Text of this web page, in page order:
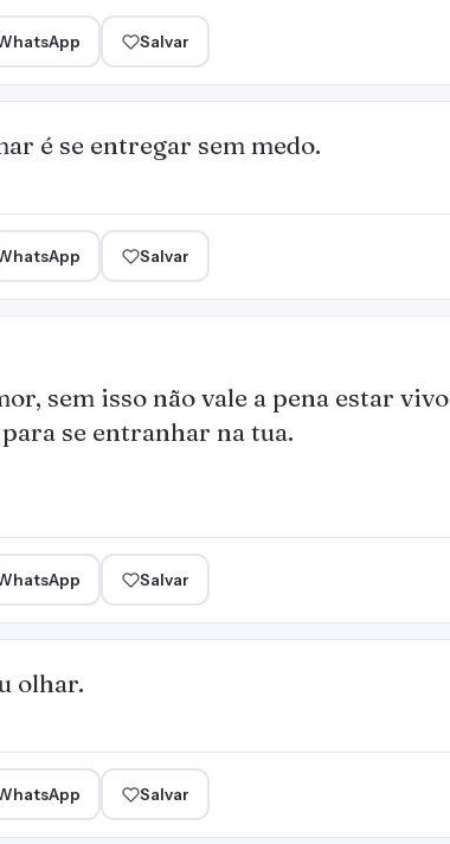
Salvar
é se entregar sem medo.
Salvar
sem isso não vale a pena estar
se entranhar na tua.
Salvar
olhar.
Salvar